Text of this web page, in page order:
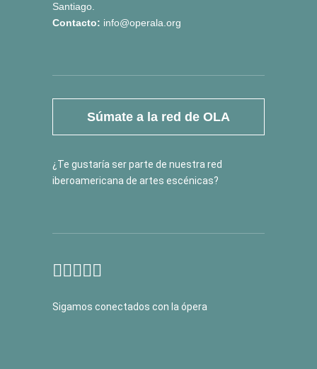
Santiago.
Contacto: info@operala.org
Súmate a la red de OLA
¿Te gustaría ser parte de nuestra red
iberoamericana de artes escénicas?
Sigamos conectados con la ópera